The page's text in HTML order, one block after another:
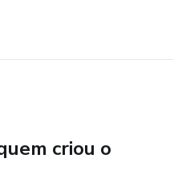
que fazem diferença real
natural, sem
criou o